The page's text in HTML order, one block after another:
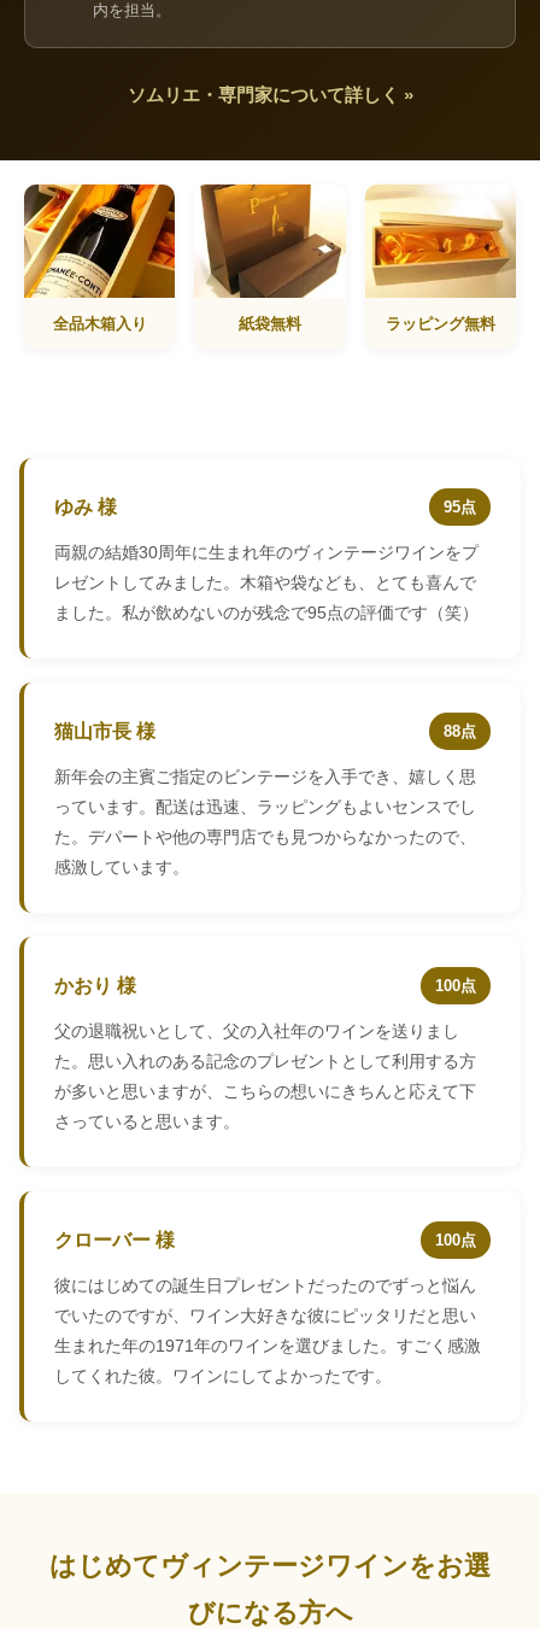
内を担当。
ソムリエ・専門家について詳しく »
全品木箱入り 紙袋無料 ラッピング無料
ゆみ 様 95点
両親の結婚30周年に生まれ年のヴィンテージワインをプ
レゼントしてみました。木箱や袋なども、とても喜んで
ました。私が飲めないのが残念で95点の評価です（笑）
猫山市長 様 88点
新年会の主賓ご指定のビンテージを入手でき、嬉しく思
っています。配送は迅速、ラッピングもよいセンスでし
た。デパートや他の専門店でも見つからなかったので、
感激しています。
かおり 様 100点
父の退職祝いとして、父の入社年のワインを送りまし
た。思い入れのある記念のプレゼントとして利用する方
が多いと思いますが、こちらの想いにきちんと応えて下
さっていると思います。
クローバー 様 100点
彼にはじめての誕生日プレゼントだったのでずっと悩ん
でいたのですが、ワイン大好きな彼にピッタリだと思い
生まれた年の1971年のワインを選びました。すごく感激
してくれた彼。ワインにしてよかったです。
はじめてヴィンテージワインをお選
びになる方へ